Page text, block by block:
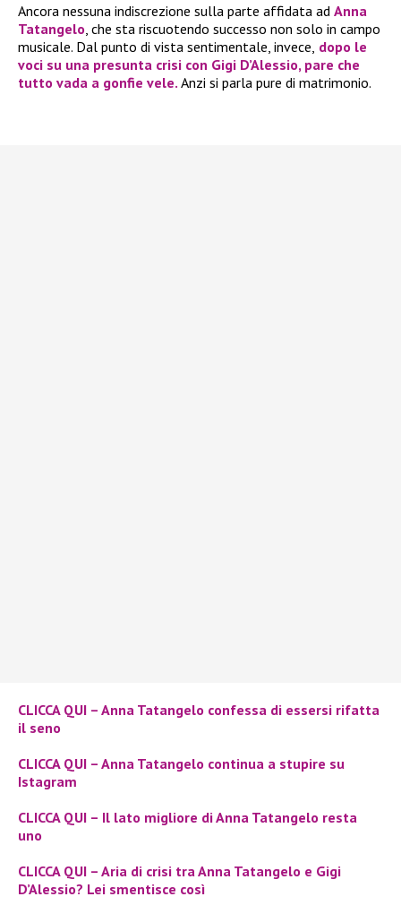
Ancora nessuna indiscrezione sulla parte affidata ad Anna
Tatangelo , che sta riscuotendo successo non solo in campo
musicale. Dal punto di vista sentimentale, invece, dopo le
voci su una presunta crisi con Gigi D’Alessio, pare che
tutto vada a gonfie vele. Anzi si parla pure di matrimonio.
CLICCA QUI – Anna Tatangelo confessa di essersi rifatta
il seno
CLICCA QUI – Anna Tatangelo continua a stupire su
Istagram
CLICCA QUI – Il lato migliore di Anna Tatangelo resta
uno
CLICCA QUI – Aria di crisi tra Anna Tatangelo e Gigi
D’Alessio? Lei smentisce così